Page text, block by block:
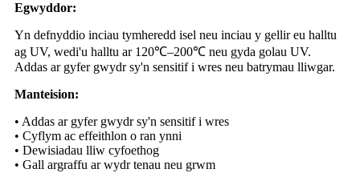
Egwyddor:
Yn defnyddio inciau tymheredd isel neu inciau y gellir eu halltu
ag UV, wedi'u halltu ar 120℃–200℃ neu gyda golau UV.
Addas ar gyfer gwydr sy'n sensitif i wres neu batrymau lliwgar.
Manteision:
• Addas ar gyfer gwydr sy'n sensitif i wres
• Cyflym ac effeithlon o ran ynni
• Dewisiadau lliw cyfoethog
• Gall argraffu ar wydr tenau neu grwm